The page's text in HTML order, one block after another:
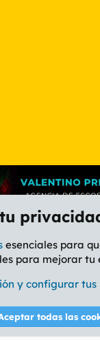
AMARILLO
y reglas Política
esenciales para
para mejorar tu
y configurar tus
todas las